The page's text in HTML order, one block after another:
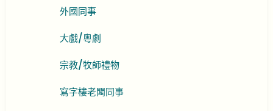
外國同事
大戲/粵劇
宗教/牧師禮物
寫字樓老闆同事